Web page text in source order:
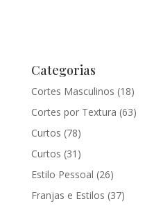
Categorias
Cortes Masculinos (18)
Cortes por Textura (63)
Curtos (78)
Curtos (31)
Estilo Pessoal (26)
Franjas e Estilos (37)